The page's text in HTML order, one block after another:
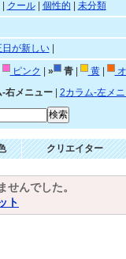
クール| 個性的
未分類
日が新しい|
ピンク » 青| 黄|
右メニュー| 2カラム-左メ
クリエイター
んでした。
ト